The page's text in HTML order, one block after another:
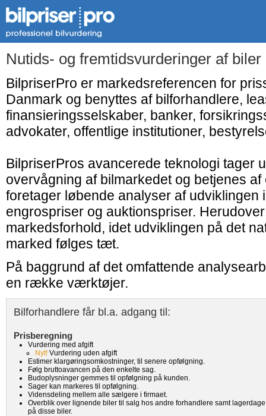
Nutids- og fremtidsvurderinger af
BilpriserPro er markedsreferencen for
Danmark og benyttes af bilforhandlere,
finansieringsselskaber, banker,
advokater, offentlige institutioner,
BilpriserPros avancerede teknologi tager
overvågning af bilmarkedet og betjenes
foretager løbende analyser af udviklingen
engrospriser og auktionspriser.
markedsforhold, idet udviklingen på det
marked følges tæt.
På baggrund af det omfattende
en række værktøjer.
Bilforhandlere får bl.a. adgang til:
Prisberegning
Vurdering med afgift
Nyt! Vurdering uden afgift
Estimer klargøringsomkostninger, til senere opfølgning.
Følg bruttoavancen på den enkelte sag.
Budoplysninger gemmes til opfølgning på kunden.
Sager kan markeres til opfølgning.
Vidensdeling mellem alle sælgere i firmaet.
Overblik over lignende biler til salg hos andre forhandlere samt lagerdage
på disse biler.